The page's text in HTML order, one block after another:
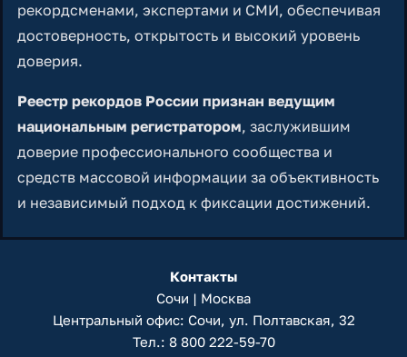
рекордсменами, экспертами и СМИ, обеспечивая
достоверность, открытость и высокий уровень
доверия.
Реестр рекордов России признан ведущим
национальным регистратором, заслужившим
доверие профессионального сообщества и
средств массовой информации за объективность
и независимый подход к фиксации достижений.
Контакты
Сочи | Москва
Центральный офис: Сочи, ул. Полтавская, 32
Тел.: 8 800 222-59-70